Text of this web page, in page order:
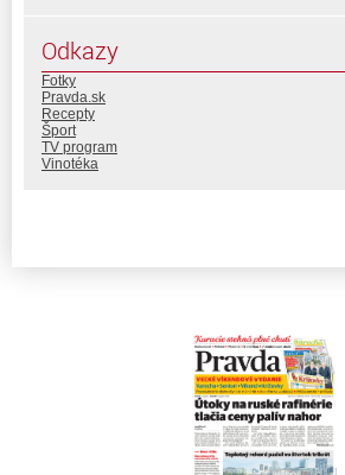
Odkazy
Fotky
Pravda.sk
Recepty
Šport
TV program
Vinotéka